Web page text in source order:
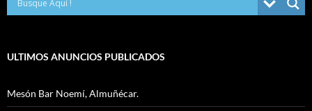
ULTIMOS ANUNCIOS PUBLICADOS
Mesón Bar Noemí, Almuñécar.